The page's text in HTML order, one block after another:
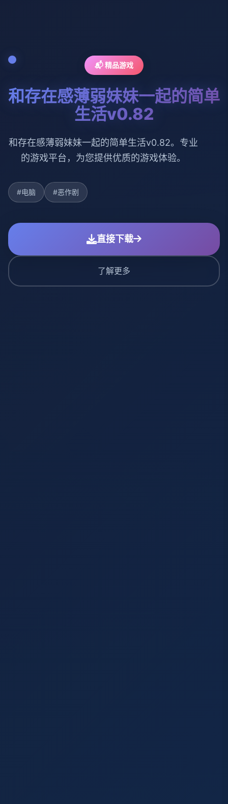
📬 精品游戏
和存在感薄弱妹妹一起的简单
生活v0.82
和存在感薄弱妹妹一起的简单生活v0.82。专业
的游戏平台，为您提供优质的游戏体验。
#电脑 #恶作剧
直接下载
了解更多